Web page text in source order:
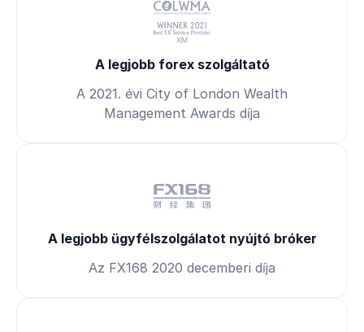
A legjobb forex szolgáltató
A 2021. évi City of London Wealth
Management Awards díja
A legjobb ügyfélszolgálatot nyújtó bróker
Az FX168 2020 decemberi díja